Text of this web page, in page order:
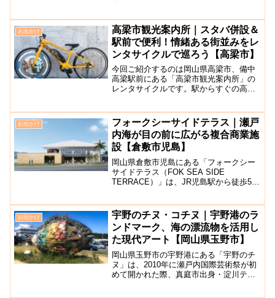
10分のアクセスなので訪れやすい立地に
あります。憩いの場も...
お出かけ
高梁市観光案内所｜スタバ併設＆
駅前で便利！情緒ある街並みをレ
ンタサイクルで巡ろう【高梁市】
今回ご紹介するのは岡山県高梁市、備中
高梁駅前にある「高梁市観光案内所」の
レンタサイクルです。駅からすぐの高梁
産販売、そしてレンタサイクルのサービ
スを行っています。1日...
お出かけ
フォークシーサイドテラス｜瀬戸
内海が目の前に広がる複合商業施
設【倉敷市児島】
岡山県倉敷市児島にある「フォークシー
サイドテラス（FOK SEA SIDE
TERRACE）」は、JR児島駅から徒歩5分
組合が運営していた水産物展示直売所だ
った場所をリ...
お出かけ
宇野のチヌ・コチヌ｜宇野港のラ
ンドマーク、海の漂流物を活用し
た現代アート【岡山県玉野市】
岡山県玉野市の宇野港にある「宇野のチ
ヌ」は、2010年に瀬戸内国際芸術祭が初
めて開かれた際、真庭市出身・淀川テク